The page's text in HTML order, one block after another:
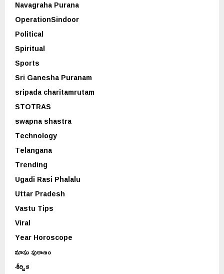
Navagraha Purana
OperationSindoor
Political
Spiritual
Sports
Sri Ganesha Puranam
sripada charitamrutam
STOTRAS
swapna shastra
Technology
Telangana
Trending
Ugadi Rasi Phalalu
Uttar Pradesh
Vastu Tips
Viral
Year Horoscope
మాఘ పురాణం
శీర్షిక